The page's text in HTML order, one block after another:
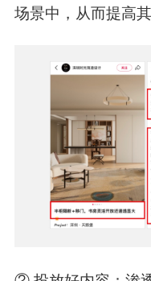
场景中，从而提高其